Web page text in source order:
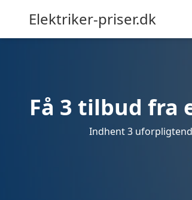
Elektriker-priser.dk
Få 3 tilbud fra
Indhent 3